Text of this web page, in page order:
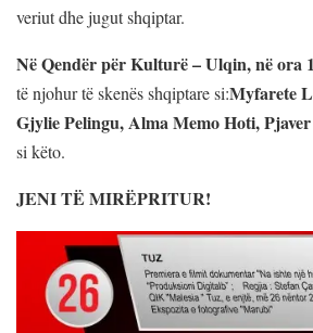
veriut dhe jugut shqiptar.
Në Qendër për Kulturë – Ulqin, në ora
të njohur të skenës shqiptare si:Myfarete
Gjylie Pelingu, Alma Memo Hoti,
si këto.
JENI TË MIRËPRITUR!